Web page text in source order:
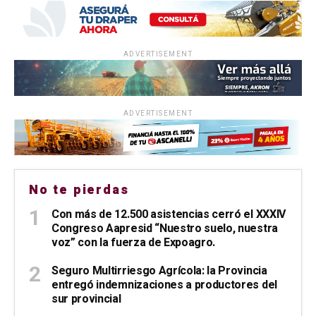
ADVERTISEMENT
ADVERTISEMENT
No te pierdas
Con más de 12.500 asistencias cerró el XXXIV
Congreso Aapresid “Nuestro suelo, nuestra
voz” con la fuerza de Expoagro.
Seguro Multirriesgo Agrícola: la Provincia
entregó indemnizaciones a productores del
sur provincial